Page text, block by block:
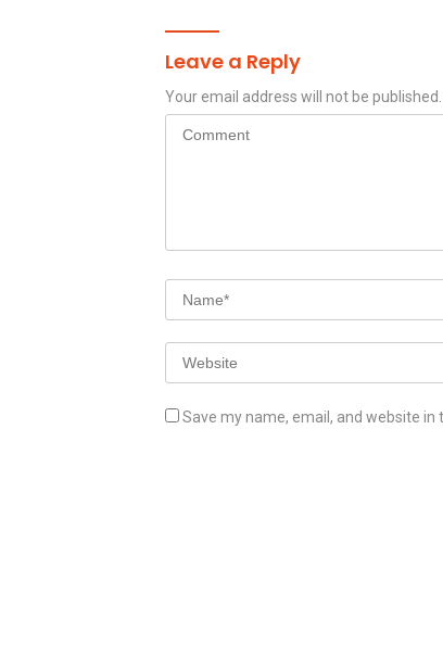
Leave a Reply
Your email address will not be published.
Save my name, email, and website